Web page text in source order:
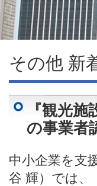
その他 新
『観光
の事業者
中小企業を支
谷 輝）では、